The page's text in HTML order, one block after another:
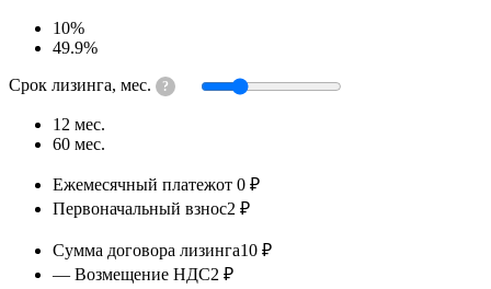
10%
49.9%
Срок лизинга, мес.
?
12 мес.
60 мес.
Калькуляция
Ежемесячный платежот 0 ₽
Первоначальный взнос2 ₽
Сумма договора лизинга10 ₽
— Возмещение НДС2 ₽